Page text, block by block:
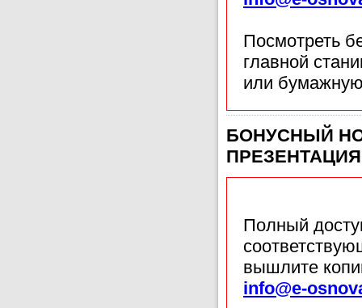
Посмотреть
главной
или
БОНУСНЫЙ
ПРЕЗЕНТАЦИЯ
Полный
вышлите
info@e-